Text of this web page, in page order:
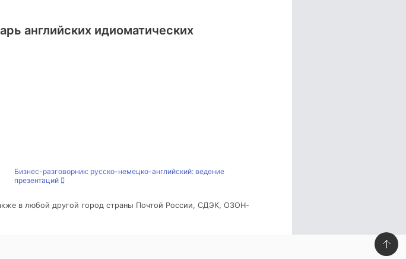
английских идиоматических
Бизнес-разговорник: русско-немецко-английский: ведение
презентаций
в любой другой город страны Почтой России, СДЭК, ОЗОН-